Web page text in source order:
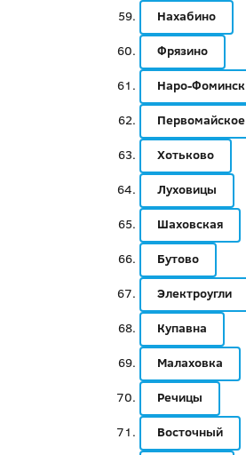
Нахабино
Фрязино
Наро-Фоминск
Первомайское
Хотьково
Луховицы
Шаховская
Бутово
Электроугли
Купавна
Малаховка
Речицы
Восточный